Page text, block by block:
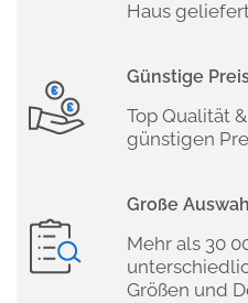
Haus
Günstige
Top Qualität
günstigen
Große
Mehr als 30
Größen und